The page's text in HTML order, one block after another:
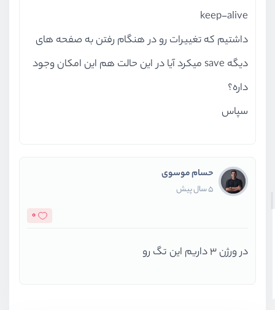
keep-alive
داشتیم که تغییرات رو در هنگام رفتن به صفحه های
دیگه save میکرد آیا در این حالت هم این امکان وجود
داره؟
سپاس
حسام موسوی
5 سال پیش
0
در ورژن 3 داریم این تگ رو